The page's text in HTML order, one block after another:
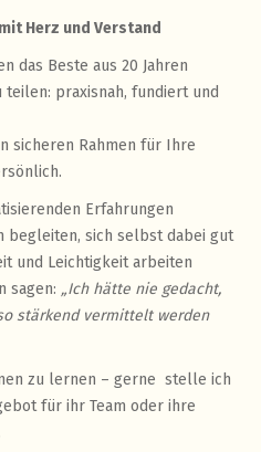
Herz und Verstand
das Beste aus 20 Jahren
praxisnah, fundiert und
sicheren Rahmen für Ihre
Erfahrungen
begleiten, sich selbst dabei gut
und Leichtigkeit arbeiten
sagen: „Ich hätte nie gedacht,
stärkend vermittelt werden
zu lernen – gerne stelle ich
für ihr Team oder ihre